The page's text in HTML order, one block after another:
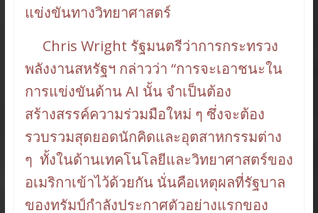
แข่งขันทางวิทยาศาสตร์
Chris Wright รัฐมนตรีว่าการกระทรวง
พลังงานสหรัฐฯ กล่าวว่า “การจะเอาชนะใน
การแข่งขันด้าน AI นั้น จำเป็นต้อง
สร้างสรรค์ความร่วมมือใหม่ ๆ ซึ่งจะต้อง
รวบรวมสุดยอดนักคิดและอุตสาหกรรมต่าง
ๆ ทั้งในด้านเทคโนโลยีและวิทยาศาสตร์ของ
อเมริกาเข้าไว้ด้วยกัน นั่นคือเหตุผลที่รัฐบาล
ของทรัมป์กำลังประกาศตัวอย่างแรกของ